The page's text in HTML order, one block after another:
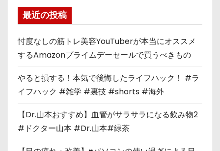
最近の投稿
忖度なしの筋トレ美容YouTuberが本当にオススメ
するAmazonプライムデーセールで買うべきもの
やると損する！本気で後悔したライフハック！ #ラ
イフハック #雑学 #裏技 #shorts #海外
【Dr.山本おすすめ】血管がサラサラになる飲み物2
#ドクター山本 #Dr.山本#緑茶